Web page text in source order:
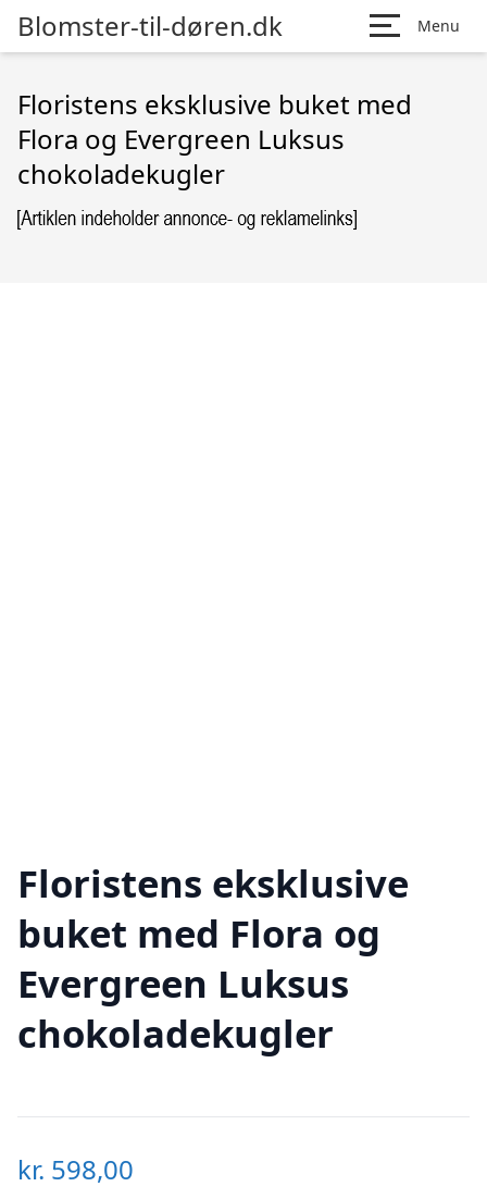
Blomster-til-døren.dk Menu
Floristens eksklusive buket med
Flora og Evergreen Luksus
chokoladekugler
Floristens eksklusive
buket med Flora og
Evergreen Luksus
chokoladekugler
kr. 598,00